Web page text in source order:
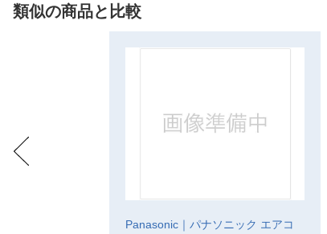
類似の商品と比較
Panasonic｜パナソニック エアコ